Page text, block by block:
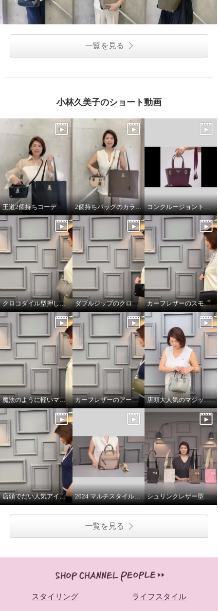
一覧を見る
小林久美子のショート動画
王道2個持ちコーデ 2個持ちバッグのカラーコーデ コンクルージョントートのリボンの付け方
クロコダイル型押しダブルジップのオーラ ダブルジップのクロコダイル型押しのオーラ カーフレザーのスモールウォレット
魔法のように軽いマジックライトのトート カーフレザーのアールデコモチーフのウォレット 店頭大人気のマジックライト
店頭でだい人気アイテムです 2024 マルチスタイルバッグ 解説 シュリンクレザー型押し マルチポーチ
一覧を見る
スタイリング ライフスタイル